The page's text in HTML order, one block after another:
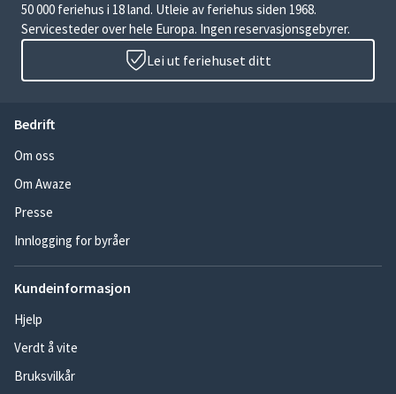
50 000 feriehus i 18 land. Utleie av feriehus siden 1968.
Servicesteder over hele Europa. Ingen reservasjonsgebyrer.
Lei ut feriehuset ditt
Bedrift
Om oss
Om Awaze
Presse
Innlogging for byråer
Kundeinformasjon
Hjelp
Verdt å vite
Bruksvilkår